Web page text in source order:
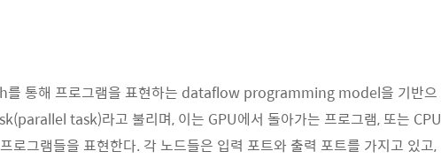
통해 프로그램을 표현하는 dataflow programming model을 기반으
task)라고 불리며, 이는 GPU에서 돌아가는 프로그램, 또는 CPU
로그램들을 표현한다. 각 노드들은 입력 포트와 출력 포트를 가지고 있고,